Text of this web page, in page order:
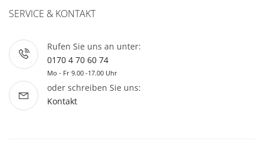
SERVICE & KONTAKT
Rufen Sie uns an unter:
0170 4 70 60 74
Mo - Fr 9.00 -17.00 Uhr
oder schreiben Sie uns:
Kontakt